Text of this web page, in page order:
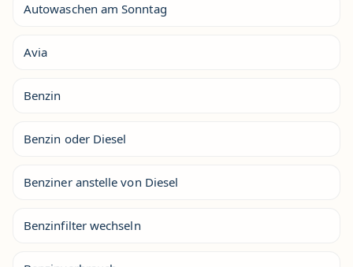
Autowaschen am Sonntag
Avia
Benzin
Benzin oder Diesel
Benziner anstelle von Diesel
Benzinfilter wechseln